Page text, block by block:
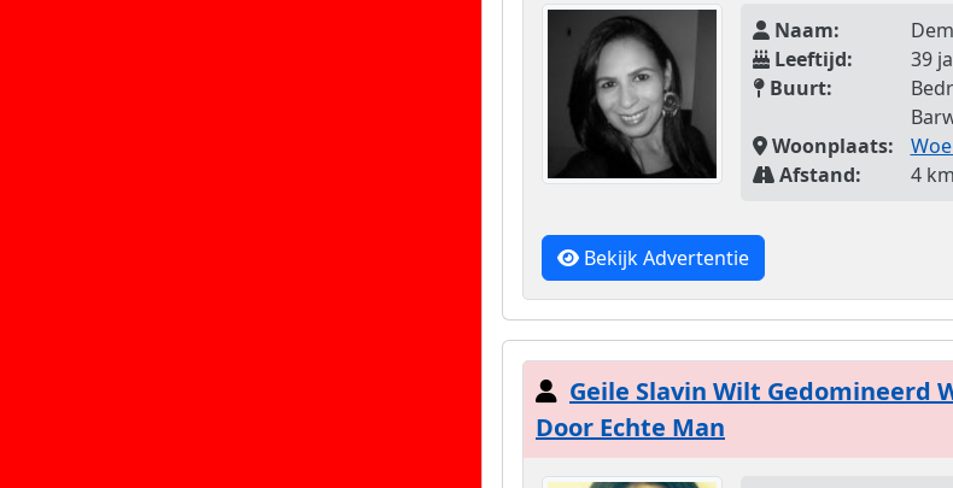
Naam:
Leeftijd:
39
Buurt:
Woonplaats:
Afstand:
4 km
Bekijk Advertentie
Geile Slavin Wilt Gedomineerd
Door Echte Man